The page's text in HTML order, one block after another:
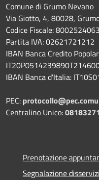
Comune di Grumo Nevano
Via Giotto, 4, 80028,
Codice Fiscale:
Partita IVA: 02621721212
IBAN Banca Credito
IBAN Banca d'Italia:
PEC:
Centralino Unico:
Prenotazione
Segnalazione